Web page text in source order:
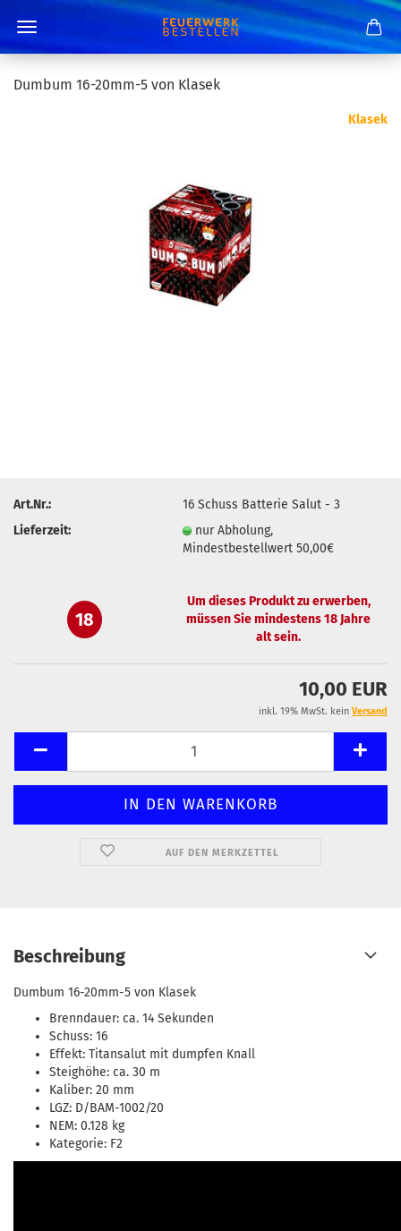
Dumbum 16-20mm-5 von Klasek
Klasek
Art.Nr.:
16 Schuss Batterie Salut - 3
Lieferzeit:
nur Abholung,
Mindestbestellwert 50,00€
18
Um dieses Produkt zu erwerben,
müssen Sie mindestens 18 Jahre
alt sein.
10,00 EUR
inkl. 19% MwSt. kein Versand
AUF DEN MERKZETTEL
Beschreibung
Dumbum 16-20mm-5 von Klasek
Brenndauer: ca. 14 Sekunden
Schuss: 16
Effekt: Titansalut mit dumpfen Knall
Steighöhe: ca. 30 m
Kaliber: 20 mm
LGZ: D/BAM-1002/20
NEM: 0.128 kg
Kategorie: F2